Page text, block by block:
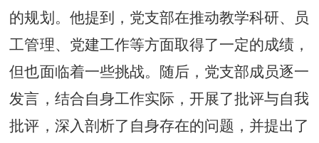
的规划。他提到，党支部在推动教学科研、员
工管理、党建工作等方面取得了一定的成绩，
但也面临着一些挑战。随后，党支部成员逐一
发言，结合自身工作实际，开展了批评与自我
批评，深入剖析了自身存在的问题，并提出了